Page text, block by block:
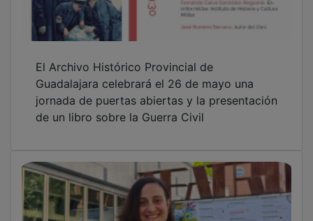
Guadalajara celebrará el 26 de mayo una
jornada de puertas abiertas y la presentación
de un libro sobre la Guerra Civil